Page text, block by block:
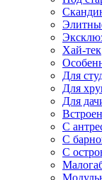
Хай-тек
Для
Для
Для
С
С
С